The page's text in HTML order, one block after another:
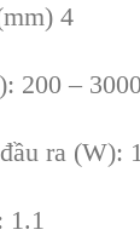
4
200 –
ra (W):